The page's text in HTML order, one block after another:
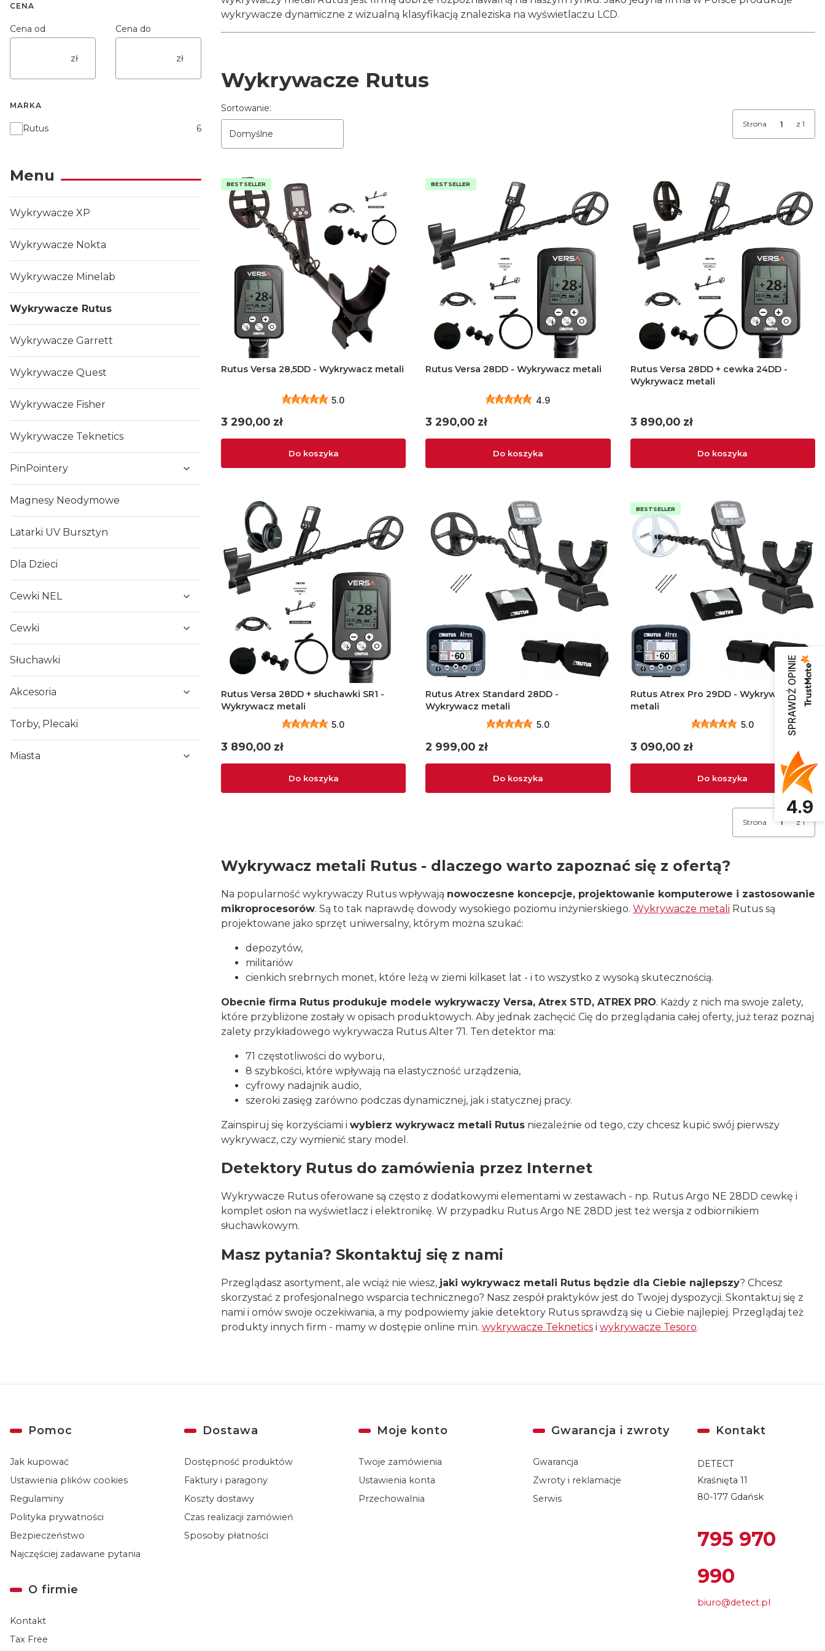
CENA
Cena od
zł
Cena do
zł
MARKA
Marka
Rutus 6
Menu
Wykrywacze XP
Wykrywacze Nokta
Wykrywacze Minelab
Wykrywacze Rutus
Wykrywacze Garrett
Wykrywacze Quest
Wykrywacze Fisher
Wykrywacze Teknetics
PinPointery
Magnesy Neodymowe
Latarki UV Bursztyn
Dla Dzieci
Cewki NEL
Cewki
Słuchawki
Akcesoria
Torby, Plecaki
Miasta
wykrywacze dynamiczne z wizualną klasyfikacją znaleziska na wyświetlaczu LCD.
Wykrywacze Rutus
Lista produktów
Sortowanie:
Domyślne
Strona z 1
BESTSELLER
Rutus Versa 28,5DD - Wykrywacz metali
5.0
Cena
3 290,00 zł
Do koszyka
BESTSELLER
Rutus Versa 28DD - Wykrywacz metali
4.9
Cena
3 290,00 zł
Do koszyka
Rutus Versa 28DD + cewka 24DD -
Wykrywacz metali
Cena
3 890,00 zł
Do koszyka
Rutus Versa 28DD + słuchawki SR1 -
Wykrywacz metali
5.0
Cena
3 890,00 zł
Do koszyka
Rutus Atrex Standard 28DD -
Wykrywacz metali
5.0
Cena
2 999,00 zł
Do koszyka
BESTSELLER
Rutus Atrex Pro 29DD - Wykrywacz
metali
5.0
Cena
3 090,00 zł
Do koszyka
Strona z 1
Wykrywacz metali Rutus - dlaczego warto zapoznać się z ofertą?
Na popularność wykrywaczy Rutus wpływają nowoczesne koncepcje, projektowanie komputerowe i zastosowanie
mikroprocesorów. Są to tak naprawdę dowody wysokiego poziomu inżynierskiego. Wykrywacze metali Rutus są
projektowane jako sprzęt uniwersalny, którym można szukać:
depozytów,
militariów
cienkich srebrnych monet, które leżą w ziemi kilkaset lat - i to wszystko z wysoką skutecznością.
Obecnie firma Rutus produkuje modele wykrywaczy Versa, Atrex STD, ATREX PRO. Każdy z nich ma swoje zalety,
które przybliżone zostały w opisach produktowych. Aby jednak zachęcić Cię do przeglądania całej oferty, już teraz poznaj
zalety przykładowego wykrywacza Rutus Alter 71. Ten detektor ma:
71 częstotliwości do wyboru,
8 szybkości, które wpływają na elastyczność urządzenia,
cyfrowy nadajnik audio,
szeroki zasięg zarówno podczas dynamicznej, jak i statycznej pracy.
Zainspiruj się korzyściami i wybierz wykrywacz metali Rutus niezależnie od tego, czy chcesz kupić swój pierwszy
wykrywacz, czy wymienić stary model.
Detektory Rutus do zamówienia przez Internet
Wykrywacze Rutus oferowane są często z dodatkowymi elementami w zestawach - np. Rutus Argo NE 28DD cewkę i
komplet osłon na wyświetlacz i elektronikę. W przypadku Rutus Argo NE 28DD jest też wersja z odbiornikiem
słuchawkowym.
Masz pytania? Skontaktuj się z nami
Przeglądasz asortyment, ale wciąż nie wiesz, jaki wykrywacz metali Rutus będzie dla Ciebie najlepszy? Chcesz
skorzystać z profesjonalnego wsparcia technicznego? Nasz zespół praktyków jest do Twojej dyspozycji. Skontaktuj się z
nami i omów swoje oczekiwania, a my podpowiemy jakie detektory Rutus sprawdzą się u Ciebie najlepiej. Przeglądaj też
produkty innych firm - mamy w dostępie online m.in. wykrywacze Teknetics i wykrywacze Tesoro.
Linki w stopce
Pomoc
Jak kupować
Ustawienia plików cookies
Regulaminy
Polityka prywatności
Bezpieczeństwo
Najczęściej zadawane pytania
Dostawa
Dostępność produktów
Faktury i paragony
Koszty dostawy
Czas realizacji zamówień
Sposoby płatności
Moje konto
Twoje zamówienia
Ustawienia konta
Przechowalnia
Gwarancja i zwroty
Gwarancja
Zwroty i reklamacje
Serwis
O firmie
Kontakt
Tax Free
Kontakt
DETECT
Kraśnięta 11
80-177 Gdańsk
795 970
990
biuro@detect.pl
SPRAWDŹ OPINIE
4.9